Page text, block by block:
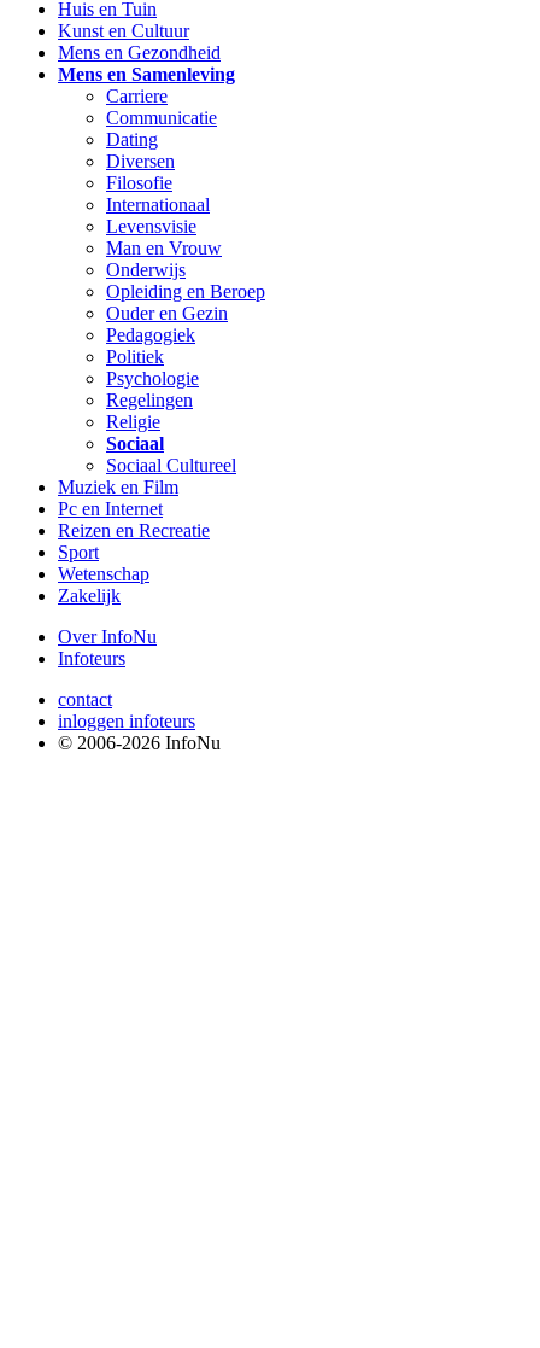
Huis en Tuin
Kunst en Cultuur
Mens en Gezondheid
Mens en Samenleving
Carriere
Communicatie
Dating
Diversen
Filosofie
Internationaal
Levensvisie
Man en Vrouw
Onderwijs
Opleiding en Beroep
Ouder en Gezin
Pedagogiek
Politiek
Psychologie
Regelingen
Religie
Sociaal
Sociaal Cultureel
Muziek en Film
Pc en Internet
Reizen en Recreatie
Sport
Wetenschap
Zakelijk
Over InfoNu
Infoteurs
contact
inloggen infoteurs
© 2006-2026 InfoNu